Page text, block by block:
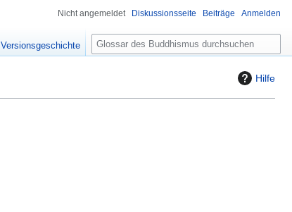
Hilfe
Nicht angemeldet Diskussionsseite Beiträge Anmelden
Versionsgeschichte
S
u
e